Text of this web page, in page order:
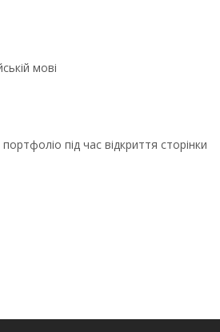
мові
під час відкриття сторінки